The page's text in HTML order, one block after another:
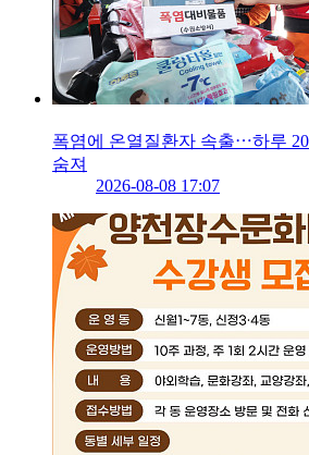
폭염에 온열질환자 속출⋯하루
숨져
2026-08-08 17:07